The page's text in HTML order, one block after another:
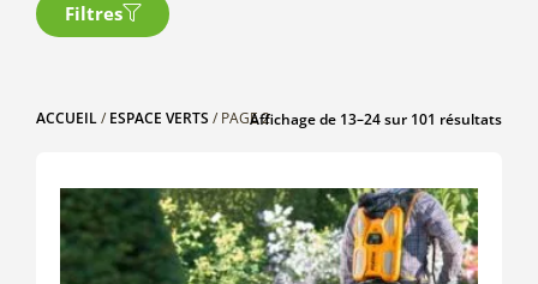
Filtres
ACCUEIL/ ESPACE VERTS / PAGE 2Affichage de 13–24 sur 101 résultats